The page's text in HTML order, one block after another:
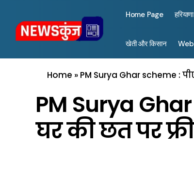
Home Page हरियाणा
खेती और किसान
Home » PM Surya Ghar scheme :
PM Surya
घर की छत पर